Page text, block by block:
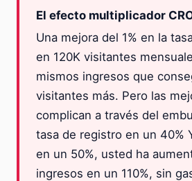
El efecto multiplicador
Una mejora del 1% en la
en 120K visitantes
mismos ingresos que
visitantes más. Pero las
complican a través del
tasa de registro en un 40%
en un 50%, usted ha
ingresos en un 110%, sin